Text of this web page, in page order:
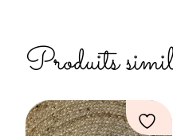
Produits